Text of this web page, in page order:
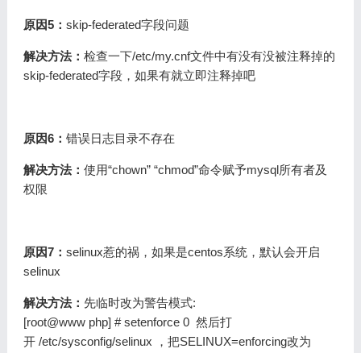
原因5： skip-federated字段问题
解决方法： 检查一下/etc/my.cnf文件中有没有没被注释掉的
skip-federated字段，如果有就立即注释掉吧
原因6： 错误日志目录不存在
解决方法： 使用“chown” “chmod”命令赋予mysql所有者及
权限
原因7： selinux惹的祸，如果是centos系统，默认会开启
selinux
解决方法： 先临时改为警告模式:
[root@www php] # setenforce 0 然后打
开 /etc/sysconfig/selinux ，把SELINUX=enforcing改为